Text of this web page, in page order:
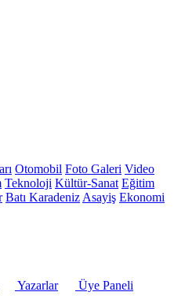
Otomobil Foto Galeri Video
Teknoloji Kültür-Sanat Eğitim
Batı Karadeniz Asayiş Ekonomi
Yazarlar
Üye Paneli